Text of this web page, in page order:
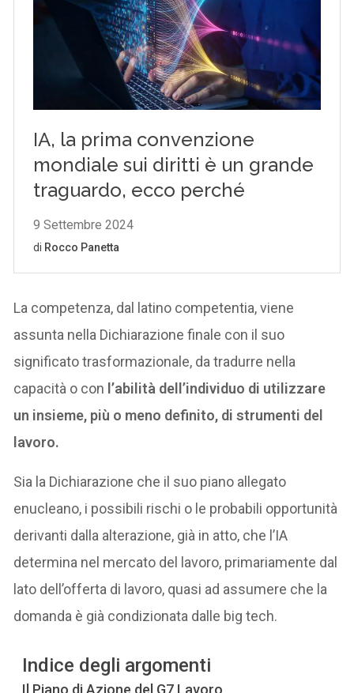
La competenza, dal latino competentia, viene
assunta nella Dichiarazione finale con il suo
significato trasformazionale, da tradurre nella
capacità o con l’abilità dell’individuo di utilizzare
un insieme, più o meno definito, di strumenti del
lavoro.
Sia la Dichiarazione che il suo piano allegato
enucleano, i possibili rischi o le probabili opportunità
derivanti dalla alterazione, già in atto, che l’IA
determina nel mercato del lavoro, primariamente dal
lato dell’offerta di lavoro, quasi ad assumere che la
domanda è già condizionata dalle big tech.
Indice degli argomenti
Il Piano di Azione del G7 Lavoro